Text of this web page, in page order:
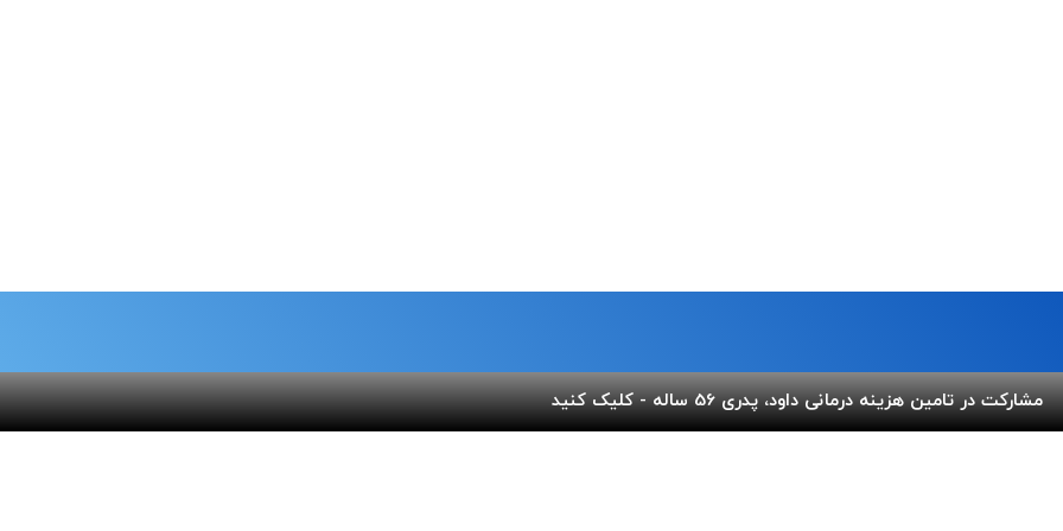
لینک های مفید شماره حساب های خیریه مشارکت در تامین هزینه درمانی داود، پدری 56 ساله - کلیک کنید